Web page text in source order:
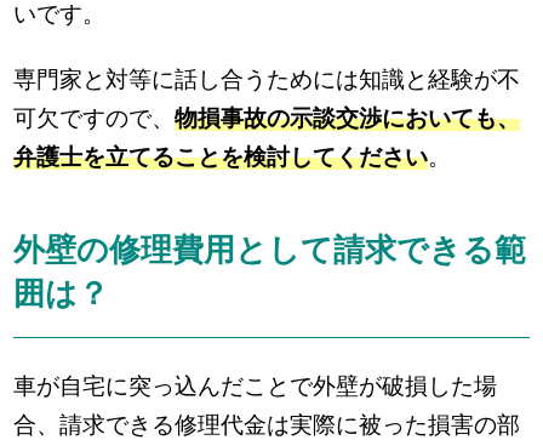
いです。
専門家と対等に話し合うためには知識と経験が不
可欠ですので、物損事故の示談交渉においても、
弁護士を立てることを検討してください。
外壁の修理費用として請求できる範
囲は？
車が自宅に突っ込んだことで外壁が破損した場
合、請求できる修理代金は実際に被った損害の部